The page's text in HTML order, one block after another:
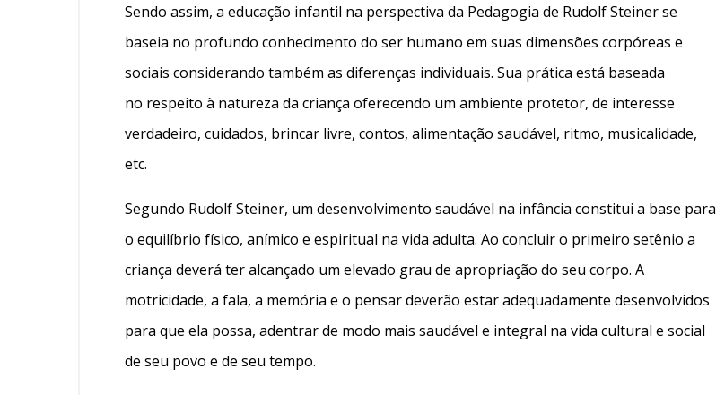
Sendo assim, a educação infantil na perspectiva da Pedagogia de Rudolf Steiner se
baseia no profundo conhecimento do ser humano em suas dimensões corpóreas e
sociais considerando também as diferenças individuais. Sua prática está baseada
no respeito à natureza da criança oferecendo um ambiente protetor, de interesse
verdadeiro, cuidados, brincar livre, contos, alimentação saudável, ritmo, musicalidade,
etc.
Segundo Rudolf Steiner, um desenvolvimento saudável na infância constitui a base para
o equilíbrio físico, anímico e espiritual na vida adulta. Ao concluir o primeiro setênio a
criança deverá ter alcançado um elevado grau de apropriação do seu corpo. A
motricidade, a fala, a memória e o pensar deverão estar adequadamente desenvolvidos
para que ela possa, adentrar de modo mais saudável e integral na vida cultural e social
de seu povo e de seu tempo.